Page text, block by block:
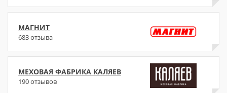
МАГНИТ
683 отзыва
МЕХОВАЯ ФАБРИКА КАЛЯЕВ
190 отзывов